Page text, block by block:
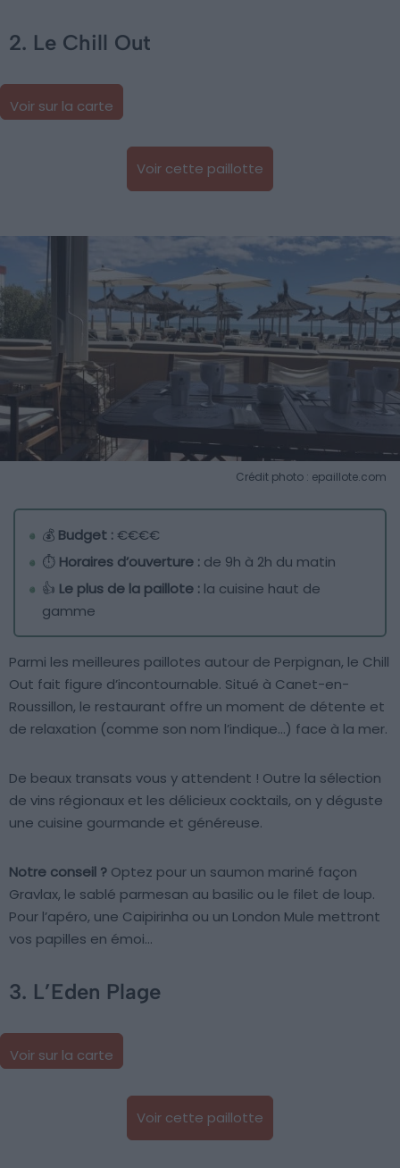
2. Le Chill Out
Voir sur la carte
Voir cette paillotte
Crédit photo : epaillote.com
💰 Budget :€€€€
⏱️ Horaires d’ouverture : de 9h à 2h du matin
👍 Le plus de la paillote : la cuisine haut de
gamme
Parmi les meilleures paillotes autour de Perpignan, le Chill
Out fait figure d’incontournable. Situé à Canet-en-
Roussillon, le restaurant offre un moment de détente et
de relaxation (comme son nom l’indique…) face à la mer.
De beaux transats vous y attendent ! Outre la sélection
de vins régionaux et les délicieux cocktails, on y déguste
une cuisine gourmande et généreuse.
Notre conseil ? Optez pour un saumon mariné façon
Gravlax, le sablé parmesan au basilic ou le filet de loup.
Pour l’apéro, une Caipirinha ou un London Mule mettront
vos papilles en émoi…
3. L’Eden Plage
Voir sur la carte
Voir cette paillotte